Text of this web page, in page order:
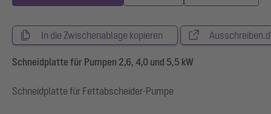
In die Zwischenablage kopieren
Schneidplatte für Pumpen 2,6, 4,0 und 5,5 kW
Schneidplatte für Fettabscheider-Pumpe